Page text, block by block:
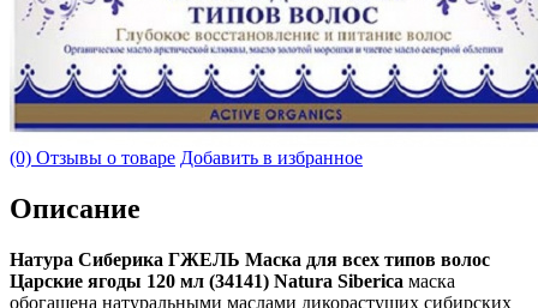
(0) Отзывы о товаре Добавить в избранное
Описание
Натура Сиберика ГЖЕЛЬ Маска для всех типов волос
Царские ягоды 120 мл (34141) Natura Siberica маска
обогащена натуральными маслами дикорастущих сибирских